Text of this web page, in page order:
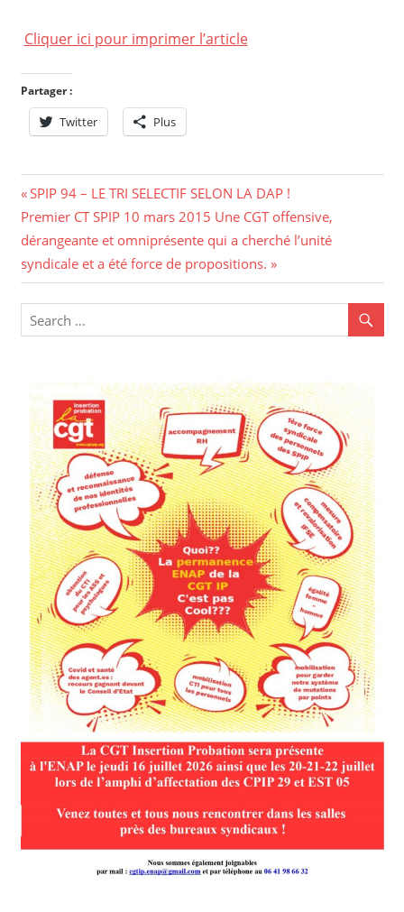
Cliquer ici pour imprimer l’article
Partager :
Twitter Plus
Navigation
de
l’article
Previous
Post:
SPIP 94 – LE TRI SELECTIF SELON LA DAP !
Next
Post:
Premier CT SPIP 10 mars 2015 Une CGT offensive,
dérangeante et omniprésente qui a cherché l’unité
syndicale et a été force de propositions.